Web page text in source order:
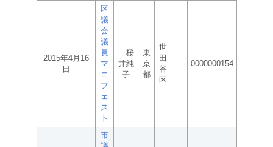
2015年4月16
日
区
議
会
議
員
マ
ニ
フ
ェ
ス
ト
桜
井純
子
東
京
都
世
田
谷
区
0000000154
市